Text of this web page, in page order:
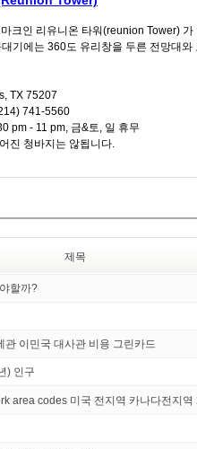
크인 리유니온 타워(reunion Tower)
기에는 360도 유리창을 두른 전망대
TX 75207
741-5560
pm - 11 pm, 금&토, 일 휴무
진 청바지는 않됩니다.
제목
할까?
이민국 대사관 비용 그린카드
) 인구
area codes 미국 전지역 카나다전지역